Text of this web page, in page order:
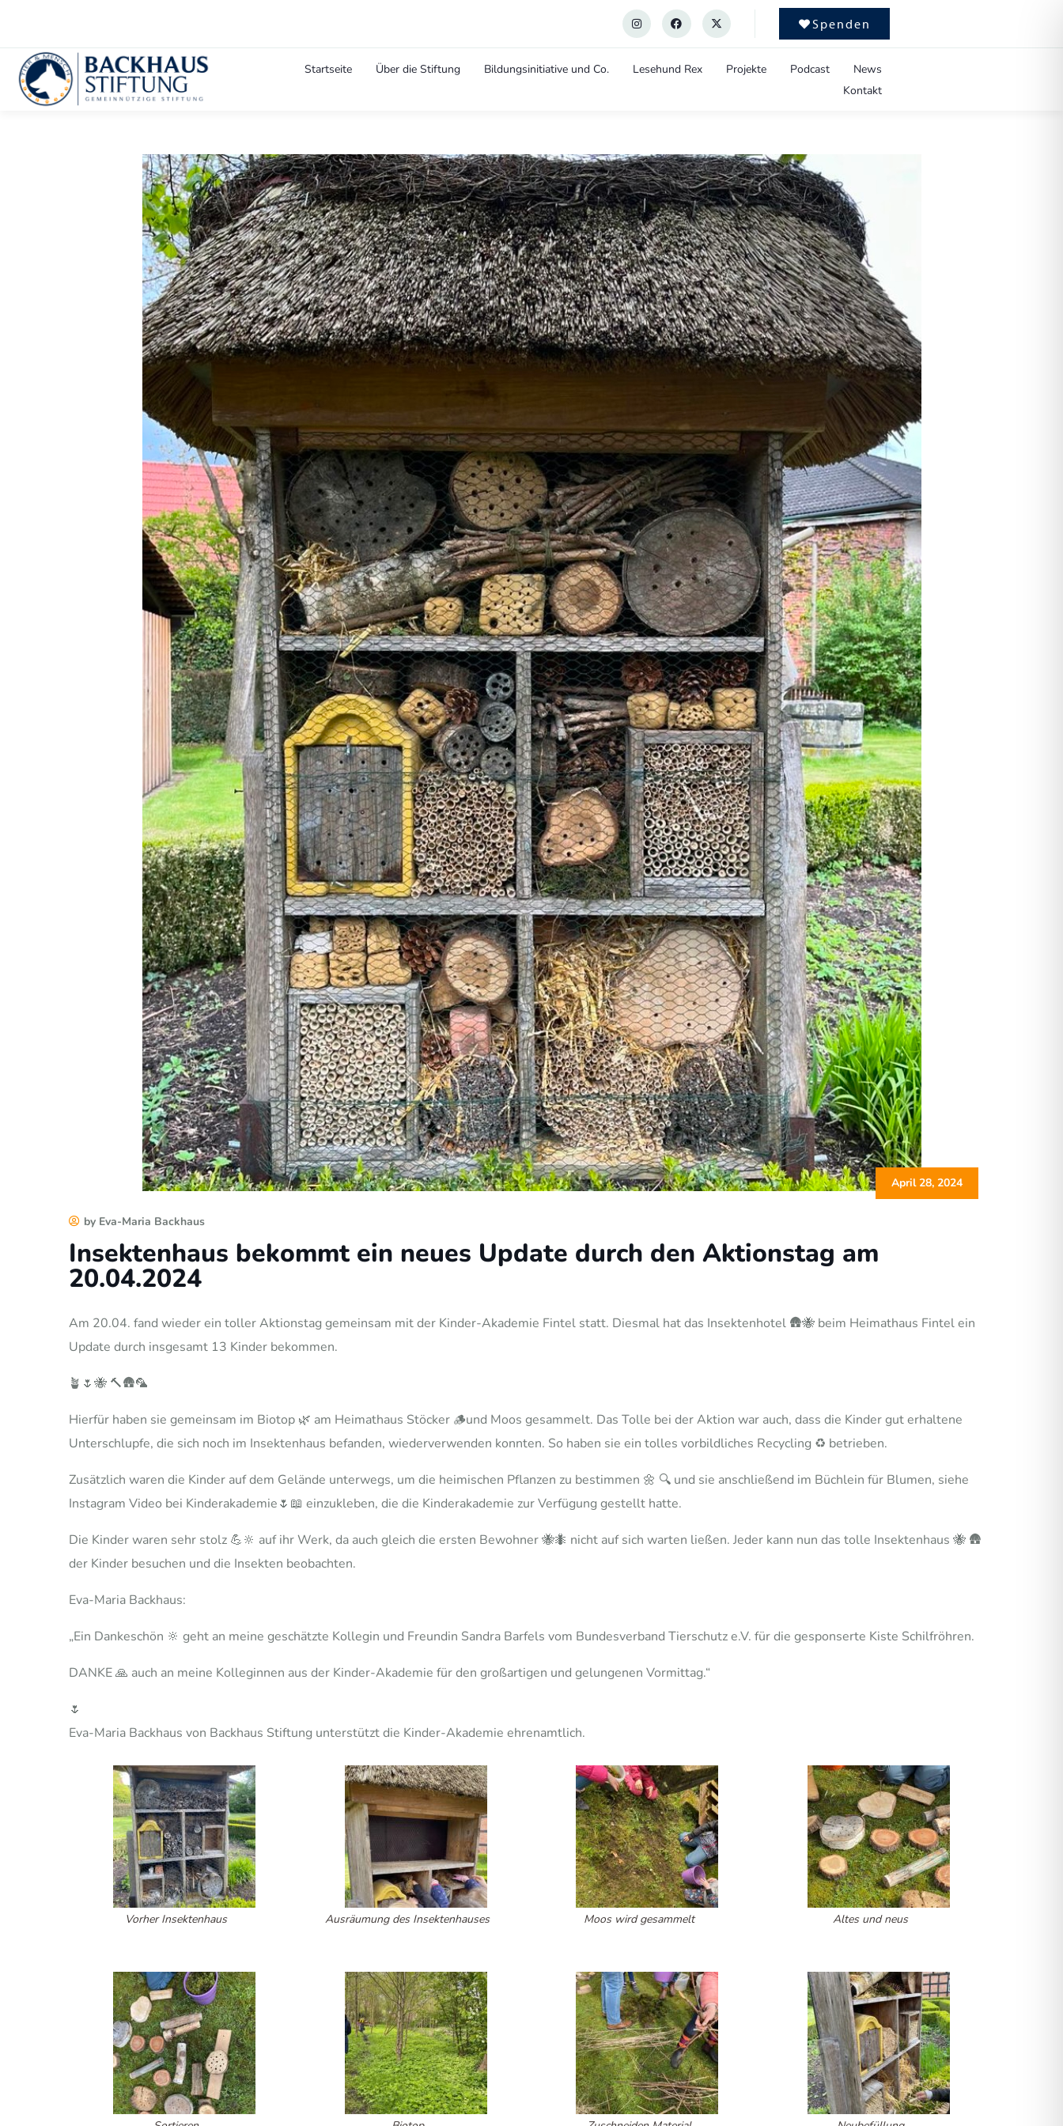
Spenden
Startseite Über die Stiftung Bildungsinitiative und Co. Lesehund Rex Projekte Podcast
News
Kontakt
April 28, 2024
by Eva-Maria Backhaus
Insektenhaus bekommt ein neues Update durch den Aktionstag am
20.04.2024
Am 20.04. fand wieder ein toller Aktionstag gemeinsam mit der Kinder-Akademie Fintel statt. Diesmal hat das Insektenhotel 🛖🐝 beim Heimathaus Fintel ein
Update durch insgesamt 13 Kinder bekommen.
🪴🌷🐝 🔨🛖🦜
Hierfür haben sie gemeinsam im Biotop 🌿 am Heimathaus Stöcker 🪵und Moos gesammelt. Das Tolle bei der Aktion war auch, dass die Kinder gut erhaltene
Unterschlupfe, die sich noch im Insektenhaus befanden, wiederverwenden konnten. So haben sie ein tolles vorbildliches Recycling ♻️ betrieben.
Zusätzlich waren die Kinder auf dem Gelände unterwegs, um die heimischen Pflanzen zu bestimmen 🌼 🔍 und sie anschließend im Büchlein für Blumen, siehe
Instagram Video bei Kinderakademie🌷📖 einzukleben, die die Kinderakademie zur Verfügung gestellt hatte.
Die Kinder waren sehr stolz 💪🔆 auf ihr Werk, da auch gleich die ersten Bewohner 🐝🐜 nicht auf sich warten ließen. Jeder kann nun das tolle Insektenhaus 🐝 🛖
der Kinder besuchen und die Insekten beobachten.
Eva-Maria Backhaus:
„Ein Dankeschön 🔆 geht an meine geschätzte Kollegin und Freundin Sandra Barfels vom Bundesverband Tierschutz e.V. für die gesponserte Kiste Schilfröhren.
DANKE 🙏 auch an meine Kolleginnen aus der Kinder-Akademie für den großartigen und gelungenen Vormittag.“
🌷
Eva-Maria Backhaus von Backhaus Stiftung unterstützt die Kinder-Akademie ehrenamtlich.
Vorher Insektenhaus Ausräumung des Insektenhauses Moos wird gesammelt Altes und neus